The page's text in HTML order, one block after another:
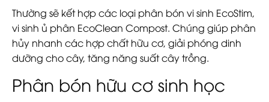
Thường sẽ kết hợp các loại phân bón vi sinh EcoStim,
vi sinh ủ phân EcoClean Compost. Chúng giúp phân
hủy nhanh các hợp chất hữu cơ, giải phóng dinh
dưỡng cho cây, tăng năng suất cây trồng.
Phân bón hữu cơ sinh học